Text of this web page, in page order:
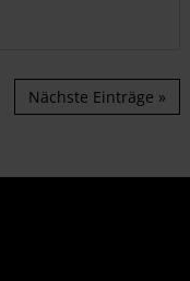
Nächste Einträge »